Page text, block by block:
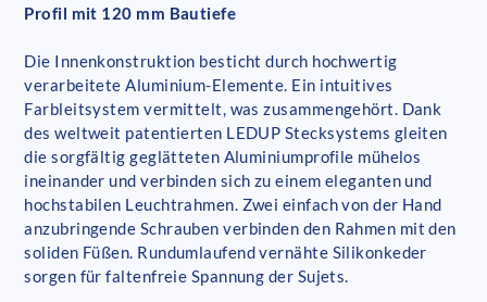
Profil mit 120 mm Bautiefe
Die Innenkonstruktion besticht durch hochwertig
verarbeitete Aluminium-Elemente. Ein intuitives
Farbleitsystem vermittelt, was zusammengehört. Dank
des weltweit patentierten LEDUP Stecksystems gleiten
die sorgfältig geglätteten Aluminiumprofile mühelos
ineinander und verbinden sich zu einem eleganten und
hochstabilen Leuchtrahmen. Zwei einfach von der Hand
anzubringende Schrauben verbinden den Rahmen mit den
soliden Füßen. Rundumlaufend vernähte Silikonkeder
sorgen für faltenfreie Spannung der Sujets.